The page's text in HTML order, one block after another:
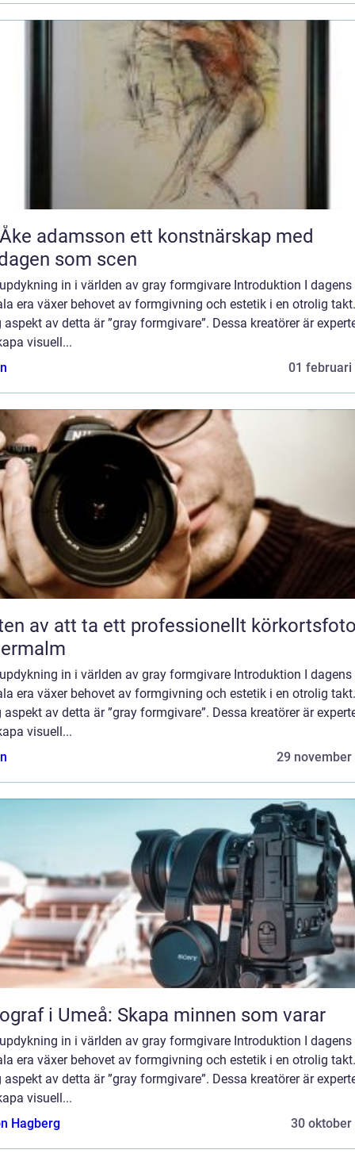
ett konstnärskap med
som scen
in i världen av gray formgivare Introduktion I dagens
era växer behovet av formgivning och estetik i en otrolig
aspekt av detta är ”gray formgivare”. Dessa kreatörer är
visuell...
01 februari
av att ta ett professionellt
in i världen av gray formgivare Introduktion I dagens
era växer behovet av formgivning och estetik i en otrolig
aspekt av detta är ”gray formgivare”. Dessa kreatörer är
visuell...
29 november
i Umeå: Skapa minnen som varar
in i världen av gray formgivare Introduktion I dagens
era växer behovet av formgivning och estetik i en otrolig
aspekt av detta är ”gray formgivare”. Dessa kreatörer är
visuell...
Hagberg
30 oktober